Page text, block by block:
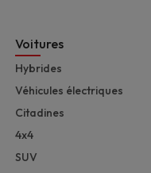
Voitures
Hybrides
Véhicules électriques
Citadines
4x4
SUV